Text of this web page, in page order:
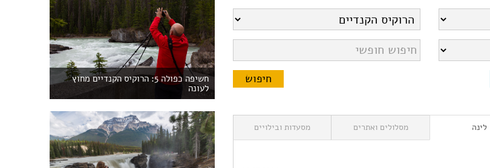
לינה מסלולים ואתרים מסעדות ובילויים
חשיפה כפולה 5: הרוקיס הקנדיים מחוץ
לעונה